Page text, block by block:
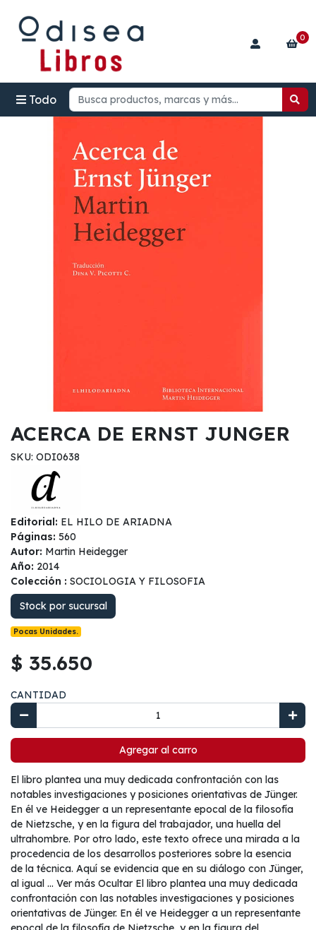
Todo
0
ACERCA DE ERNST JUNGER
SKU: ODI0638
Editorial: EL HILO DE ARIADNA
Páginas: 560
Autor: Martin Heidegger
Año: 2014
Colección : SOCIOLOGIA Y FILOSOFIA
Stock por sucursal
Pocas Unidades.
$ 35.650
CANTIDAD
Agregar al carro
El libro plantea una muy dedicada confrontación con las
notables investigaciones y posiciones orientativas de Jünger.
En él ve Heidegger a un representante epocal de la filosofía
de Nietzsche, y en la figura del trabajador, una huella del
ultrahombre. Por otro lado, este texto ofrece una mirada a la
procedencia de los desarrollos posteriores sobre la esencia
de la técnica. Aquí se evidencia que en su diálogo con Jünger,
al igual ... Ver más Ocultar El libro plantea una muy dedicada
confrontación con las notables investigaciones y posiciones
orientativas de Jünger. En él ve Heidegger a un representante